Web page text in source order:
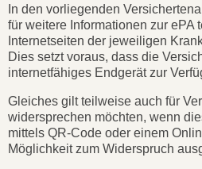
In den vorliegenden
für weitere Informationen zur ePA
Internetseiten der jeweiligen
Dies setzt voraus, dass die
internetfähiges Endgerät zur
Gleiches gilt teilweise auch für
widersprechen möchten, wenn
mittels QR-Code oder einem
Möglichkeit zum Widerspruch